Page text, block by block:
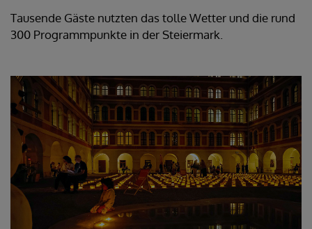
Tausende Gäste nutzten das tolle Wetter und die rund
300 Programmpunkte in der Steiermark.